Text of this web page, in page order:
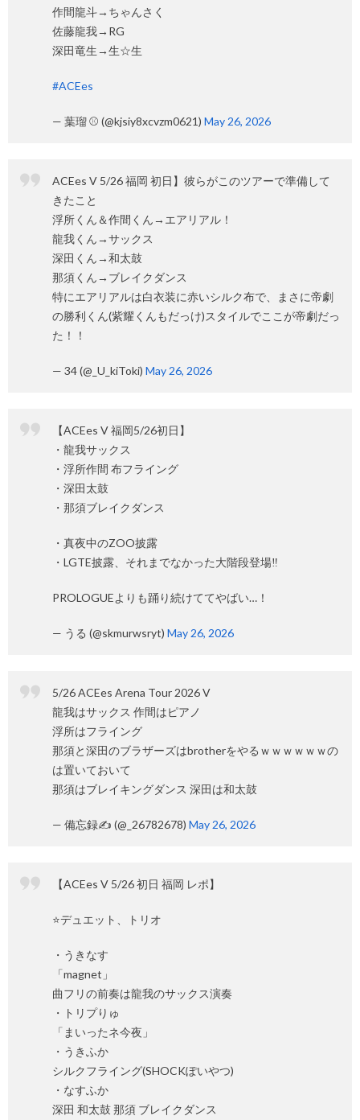
作間龍斗→ちゃんさく
佐藤龍我→RG
深田竜生→生☆生
#ACEes
— 葉瑠 ⚾️ (@kjsiy8xcvzm0621) May 26, 2026
ACEes V 5/26 福岡 初日】彼らがこのツアーで準備して
きたこと
浮所くん＆作間くん→エアリアル！
龍我くん→サックス
深田くん→和太鼓
那須くん→ブレイクダンス
特にエアリアルは白衣装に赤いシルク布で、まさに帝劇
の勝利くん(紫耀くんもだっけ)スタイルでここが帝劇だっ
た！！
— 34 (@_U_kiToki) May 26, 2026
【ACEes V 福岡5/26初日】
・龍我サックス
・浮所作間 布フライング
・深田太鼓
・那須ブレイクダンス
・真夜中のZOO披露
・LGTE披露、それまでなかった大階段登場‼️
PROLOGUEよりも踊り続けててやばい…！
— うる (@skmurwsryt) May 26, 2026
5/26 ACEes Arena Tour 2026 V
龍我はサックス 作間はピアノ
浮所はフライング
那須と深田のブラザーズはbrotherをやるｗｗｗｗｗｗの
は置いておいて
那須はブレイキングダンス 深田は和太鼓
— 備忘録✍️ (@_26782678) May 26, 2026
【ACEes V 5/26 初日 福岡 レポ】
⭐️デュエット、トリオ
・うきなす
「magnet」
曲フリの前奏は龍我のサックス演奏
・トリプりゅ
「まいったネ今夜」
・うきふか
シルクフライング(SHOCKぽいやつ)
・なすふか
深田 和太鼓 那須 ブレイクダンス